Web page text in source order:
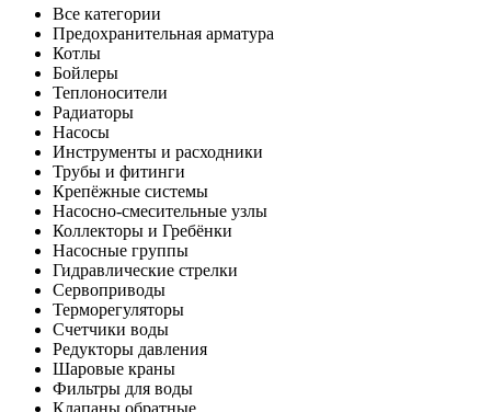
Все категории
Предохранительная арматура
Котлы
Бойлеры
Теплоносители
Радиаторы
Насосы
Инструменты и расходники
Трубы и фитинги
Крепёжные системы
Насосно-смесительные узлы
Коллекторы и Гребёнки
Насосные группы
Гидравлические стрелки
Сервоприводы
Терморегуляторы
Счетчики воды
Редукторы давления
Шаровые краны
Фильтры для воды
Клапаны обратные